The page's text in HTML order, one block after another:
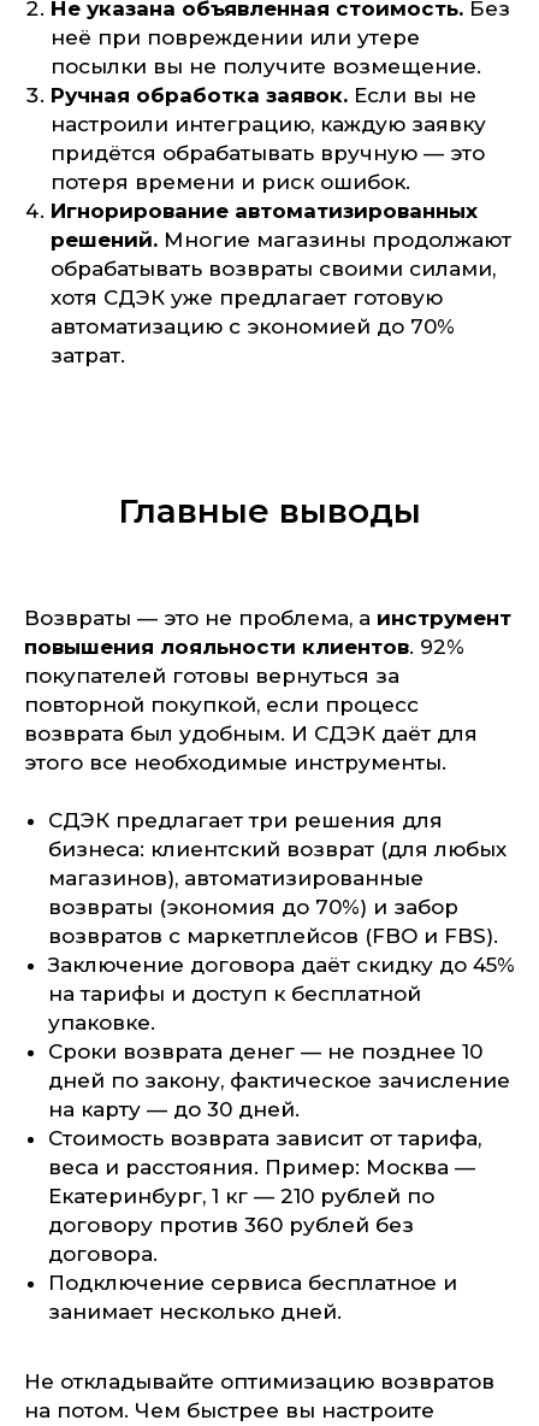
Не указана объявленная стоимость. Без
неё при повреждении или утере
посылки вы не получите возмещение.
Ручная обработка заявок. Если вы не
настроили интеграцию, каждую заявку
придётся обрабатывать вручную — это
потеря времени и риск ошибок.
Игнорирование автоматизированных
решений. Многие магазины продолжают
обрабатывать возвраты своими силами,
хотя СДЭК уже предлагает готовую
автоматизацию с экономией до 70%
затрат.
Главные выводы
Возвраты — это не проблема, а инструмент
повышения лояльности клиентов. 92%
покупателей готовы вернуться за
повторной покупкой, если процесс
возврата был удобным. И СДЭК даёт для
этого все необходимые инструменты.
СДЭК предлагает три решения для
бизнеса: клиентский возврат (для любых
магазинов), автоматизированные
возвраты (экономия до 70%) и забор
возвратов с маркетплейсов (FBO и FBS).
Заключение договора даёт скидку до 45%
на тарифы и доступ к бесплатной
упаковке.
Сроки возврата денег — не позднее 10
дней по закону, фактическое зачисление
на карту — до 30 дней.
Стоимость возврата зависит от тарифа,
веса и расстояния. Пример: Москва —
Екатеринбург, 1 кг — 210 рублей по
договору против 360 рублей без
договора.
Подключение сервиса бесплатное и
занимает несколько дней.
Не откладывайте оптимизацию возвратов
на потом. Чем быстрее вы настроите